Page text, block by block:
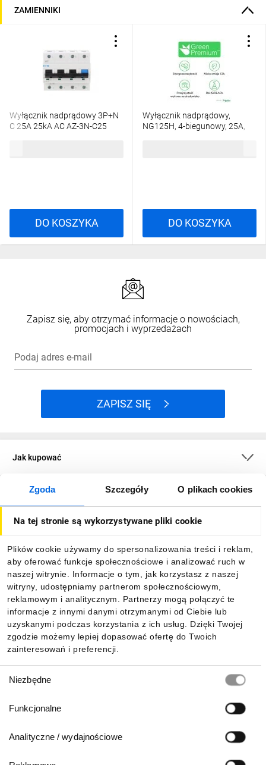
Zgoda Szczegóły O plikach cookies
Na tej stronie są wykorzystywane pliki cookie
Plików cookie używamy do spersonalizowania treści i reklam,
aby oferować funkcje społecznościowe i analizować ruch w
naszej witrynie. Informacje o tym, jak korzystasz z naszej
witryny, udostępniamy partnerom społecznościowym,
reklamowym i analitycznym. Partnerzy mogą połączyć te
informacje z innymi danymi otrzymanymi od Ciebie lub
uzyskanymi podczas korzystania z ich usług. Dzięki Twojej
zgodzie możemy lepiej dopasować ofertę do Twoich
zainteresowań i preferencji.
zgody
Niezbędne
Funkcjonalne
Analityczne / wydajnościowe
ZAMIENNIKI
Wyłącznik nadprądowy 3P+N
C 25A 25kA AC AZ-3N-C25
DO KOSZYKA
Wyłącznik nadprądowy,
NG125H, 4-biegunowy, 25A,
DO KOSZYKA
Zapisz się, aby otrzymać informacje o nowościach,
promocjach i wyprzedażach
Podaj adres e-mail
ZAPISZ SIĘ
Jak kupować
O firmie
Informacje
Pobierz naszą aplikację mobilną: